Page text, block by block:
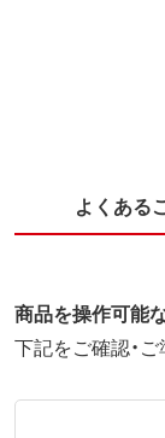
よくある
商品を操作可能
下記をご確認・